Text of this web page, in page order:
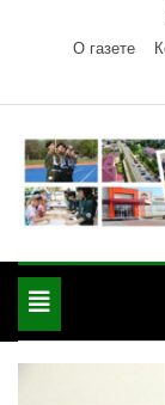
О газете
Toggle
navigation